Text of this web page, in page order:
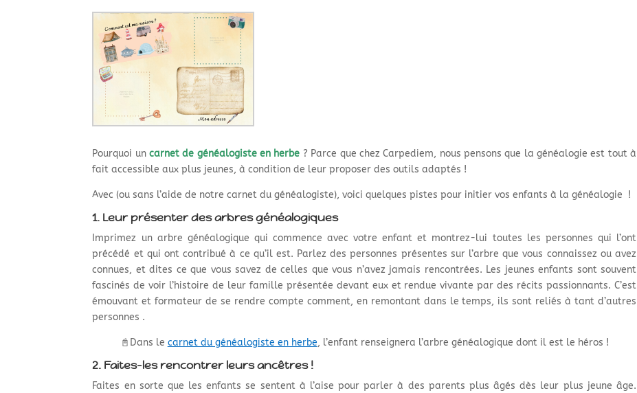
Pourquoi uncarnet de généalogiste en herbe ? Parce que chez Carpediem, nous pensons que la généalogie est tout à
fait accessible aux plus jeunes, à condition de leur proposer des outils adaptés !
Avec (ou sans l’aide de notre carnet du généalogiste), voici quelques pistes pour initier vos enfants à la généalogie !
1. Leur présenter des arbres généalogiques
Imprimez un arbre généalogique qui commence avec votre enfant et montrez-lui toutes les personnes qui l’ont
précédé et qui ont contribué à ce qu’il est. Parlez des personnes présentes sur l’arbre que vous connaissez ou avez
connues, et dites ce que vous savez de celles que vous n’avez jamais rencontrées. Les jeunes enfants sont souvent
fascinés de voir l’histoire de leur famille présentée devant eux et rendue vivante par des récits passionnants. C’est
émouvant et formateur de se rendre compte comment, en remontant dans le temps, ils sont reliés à tant d’autres
personnes .
📓Dans le carnet du généalogiste en herbe, l’enfant renseignera l’arbre généalogique dont il est le héros !
2. Faites-les rencontrer leurs ancêtres !
Faites en sorte que les enfants se sentent à l’aise pour parler à des parents plus âgés dès leur plus jeune âge.